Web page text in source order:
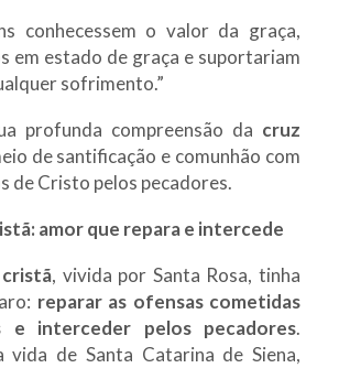
conhecessem o valor da graça,
em estado de graça e suportariam
sofrimento.”
profunda compreensão da cruz
de santificação e comunhão com
de Cristo pelos pecadores.
amor que repara e intercede
, vivida por Santa Rosa, tinha
reparar as ofensas cometidas
e interceder pelos pecadores.
vida de Santa Catarina de Siena,